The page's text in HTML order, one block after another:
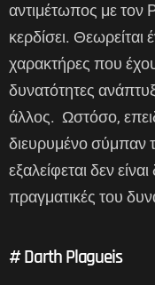
αντιμέτωπος με τον
κερδίσει.
χαρακτήρες που
δυνατότητες
άλλος. Ωστόσο,
διευρυμένο σύμπαν
εξαλείφεται δεν
πραγματικές του
# Darth Plagueis